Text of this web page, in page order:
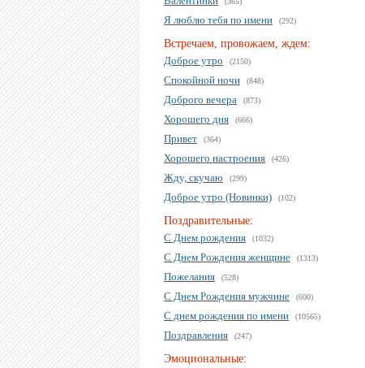
Я люблю тебя по имени (292)
Встречаем, провожаем, ждем:
Доброе утро
(2150)
Спокойной ночи (848)
Доброго вечера (873)
Хорошего дня (666)
Привет (364)
Хорошего настроения (426)
Жду, скучаю (299)
Доброе утро (Новинки) (102)
Поздравительные:
С Днем рождения
(1032)
С Днем Рождения женщине (1313)
Пожелания (528)
С Днем Рождения мужчине (600)
С днем рождения по имени (10565)
Поздравления (247)
Эмоциональные: